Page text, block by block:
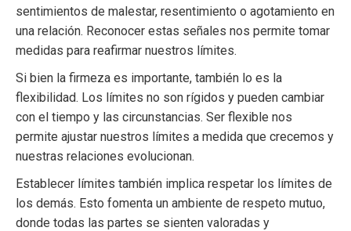
sentimientos de malestar, resentimiento o agotamiento en
una relación. Reconocer estas señales nos permite tomar
medidas para reafirmar nuestros límites.
Si bien la firmeza es importante, también lo es la
flexibilidad. Los límites no son rígidos y pueden cambiar
con el tiempo y las circunstancias. Ser flexible nos
permite ajustar nuestros límites a medida que crecemos y
nuestras relaciones evolucionan.
Establecer límites también implica respetar los límites de
los demás. Esto fomenta un ambiente de respeto mutuo,
donde todas las partes se sienten valoradas y